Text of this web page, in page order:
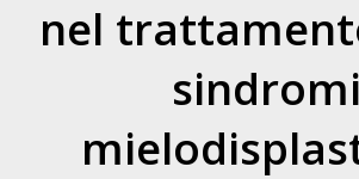
nel
sindromi